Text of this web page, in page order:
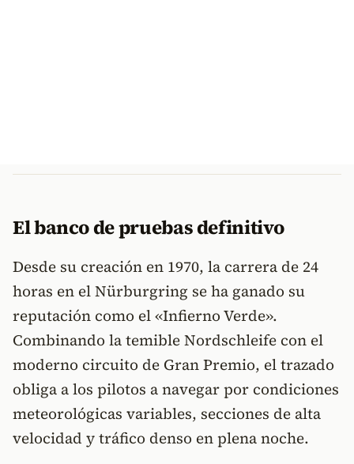
El banco de pruebas definitivo
Desde su creación en 1970, la carrera de 24
horas en el Nürburgring se ha ganado su
reputación como el «Infierno Verde».
Combinando la temible Nordschleife con el
moderno circuito de Gran Premio, el trazado
obliga a los pilotos a navegar por condiciones
meteorológicas variables, secciones de alta
velocidad y tráfico denso en plena noche.